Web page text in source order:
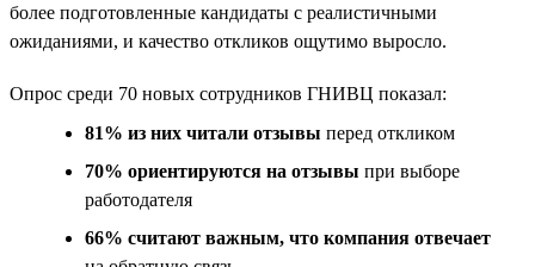
более подготовленные кандидаты с реалистичными
ожиданиями, и качество откликов ощутимо выросло.
Опрос среди 70 новых сотрудников ГНИВЦ показал:
81% из них читали отзывы перед откликом
70% ориентируются на отзывы при выборе
работодателя
66% считают важным, что компания отвечает